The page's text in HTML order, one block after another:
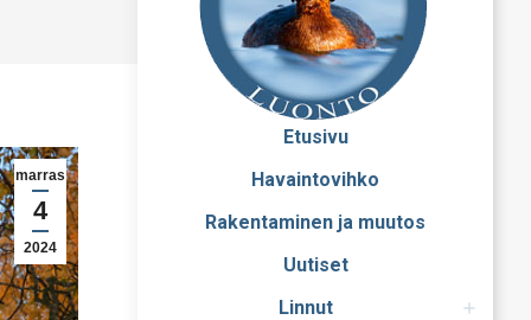
Etusivu
Havaintovihko
Rakentaminen ja muutos
Uutiset
Linnut
marras
4
2024